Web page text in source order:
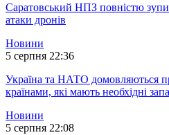
Саратовський НПЗ повністю
атаки дронів
Новини
5 серпня 22:36
Україна та НАТО домовляються
країнами, які мають необхідні
Новини
5 серпня 22:08